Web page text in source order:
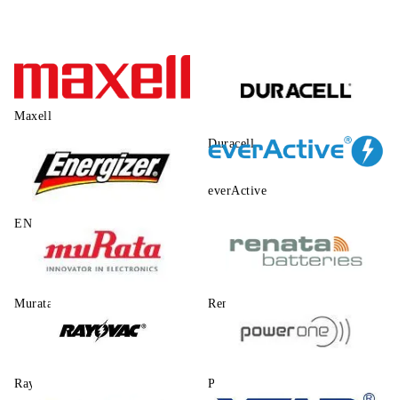
Maxell
Duracell
ENERGIZER
everActive
Murata Renata
Rayovac Power One